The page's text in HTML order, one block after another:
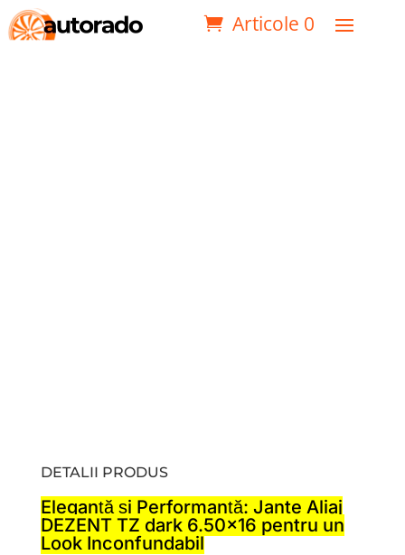
Articole 0
DETALII PRODUS
Eleganță și Performanță: Jante Aliaj
DEZENT TZ dark 6.50×16 pentru un
Look Inconfundabil